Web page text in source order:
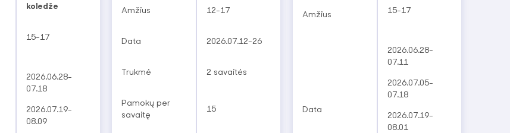
koledže
15-17
2026.06.28-
07.18
2026.07.19-
08.09
Amžius 12-17
Data 2026.07.12-26
Trukmė 2 savaitės
Pamokų per
savaitę
15
Amžius 15-17
Data
2026.06.28-
07.11
2026.07.05-
07.18
2026.07.19-
08.01